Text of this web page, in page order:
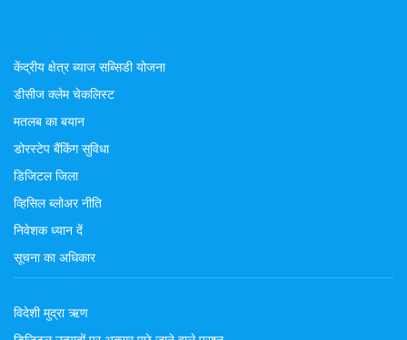
केंद्रीय क्षेत्र ब्याज सब्सिडी योजना
डीसीज क्लेम चेकलिस्ट
मतलब का बयान
डोरस्टेप बैंकिंग सुविधा
डिजिटल जिला
व्हिसिल ब्लोअर नीति
निवेशक ध्यान दें
सूचना का अधिकार
विदेशी मुद्रा ऋण